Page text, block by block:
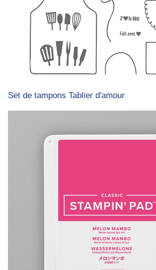
Set de tampons Tablier d'amour